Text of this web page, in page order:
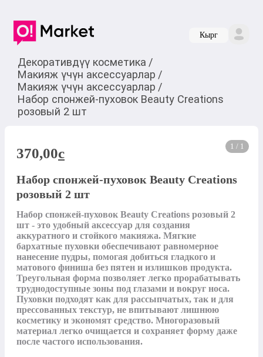
Кырг
Декоративдүү косметика /
Макияж үчүн аксессуарлар /
Макияж үчүн аксессуарлар /
Набор спонжей-пуховок Beauty Creations
розовый 2 шт
1 / 1
370,00c
Набор спонжей-пуховок Beauty Creations
розовый 2 шт
Набор спонжей-пуховок Beauty Creations розовый 2
шт - это удобный аксессуар для создания
аккуратного и стойкого макияжа. Мягкие
бархатные пуховки обеспечивают равномерное
нанесение пудры, помогая добиться гладкого и
матового финиша без пятен и излишков продукта.
Треугольная форма позволяет легко прорабатывать
труднодоступные зоны под глазами и вокруг носа.
Пуховки подходят как для рассыпчатых, так и для
прессованных текстур, не впитывают лишнюю
косметику и экономят средство. Многоразовый
материал легко очищается и сохраняет форму даже
после частого использования.